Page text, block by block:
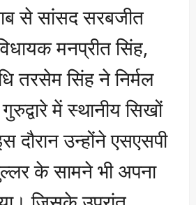
से सांसद सरबजीत
मनप्रीत सिंह,
तरसेम सिंह ने निर्मल
में स्थानीय सिखों
दौरान उन्होंने एसएसपी
के सामने भी अपना